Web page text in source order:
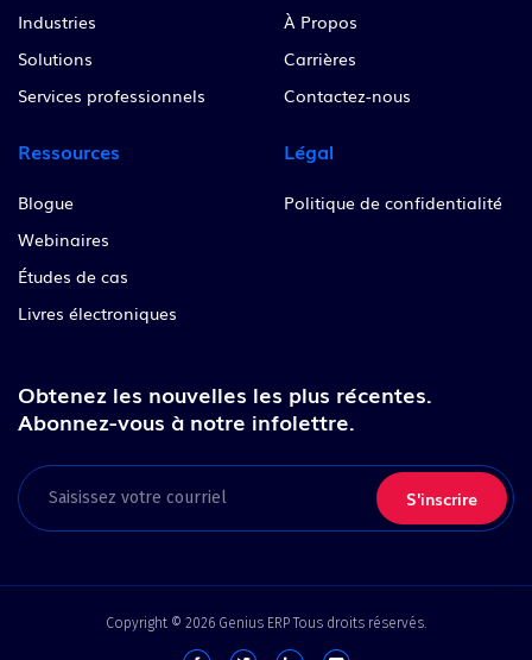
Industries
Solutions
Services professionnels
À Propos
Carrières
Contactez-nous
Ressources
Blogue
Webinaires
Études de cas
Livres électroniques
Légal
Politique de confidentialité
Obtenez les nouvelles les plus récentes.
Abonnez-vous à notre infolettre.
Email
Copyright © 2026 Genius ERP Tous droits réservés.